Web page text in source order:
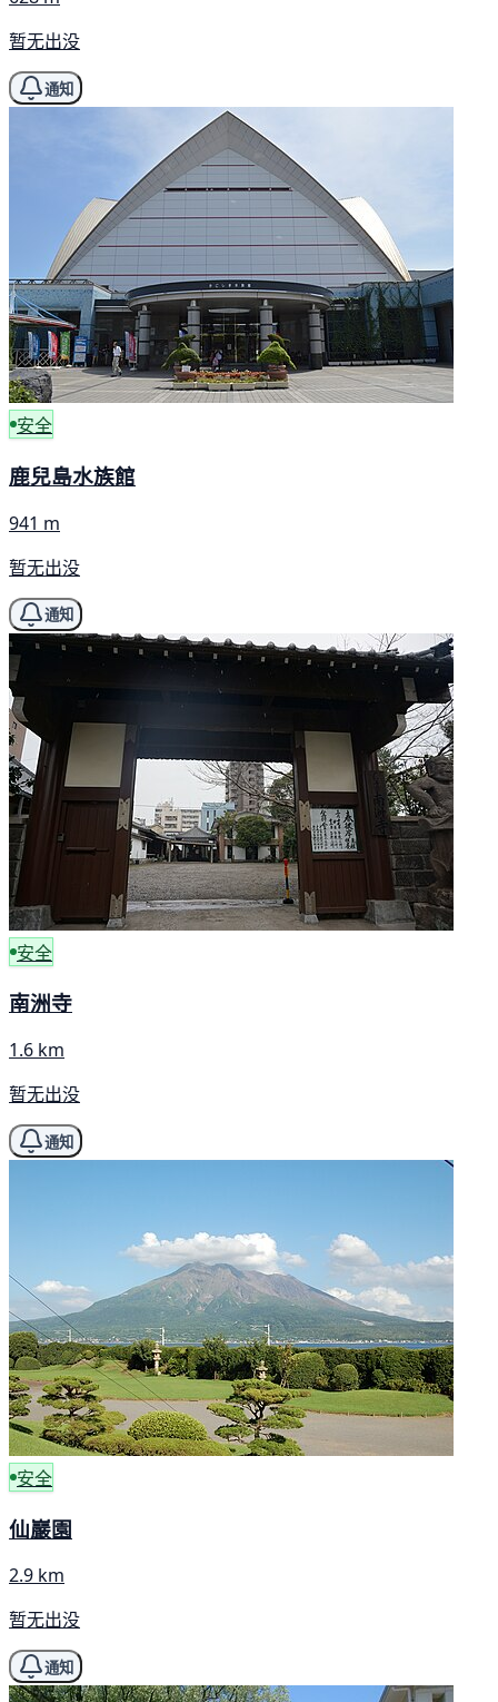
暂无出没
通知
安全
鹿兒島水族館
941 m
暂无出没
通知
安全
南洲寺
1.6 km
暂无出没
通知
安全
仙巖園
2.9 km
暂无出没
通知